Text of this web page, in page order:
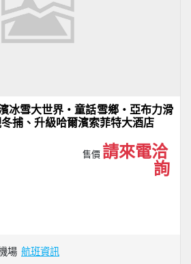
冰雪大世界・童話雪鄉・亞布力滑
捕、升級哈爾濱索菲特大酒店
售價 請來電洽
詢
場 航班資訊